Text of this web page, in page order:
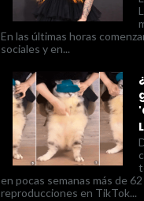
En las últimas horas
sociales y en...
en pocas semanas más de
reproducciones en TikTok...